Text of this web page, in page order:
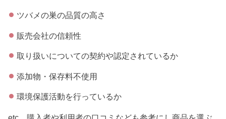
ツバメの巣の品質の高さ
販売会社の信頼性
取り扱いについての契約や認定されているか
添加物・保存料不使用
環境保護活動を行っているか